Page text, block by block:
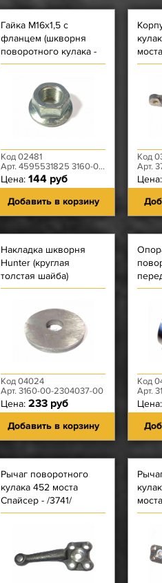
Гайка М16х1,5 с
фланцем (шкворня
поворотного кулака -
под вкладыш)
Код 02481
Арт. 4595531825 3160-00-2304103-00
Цена: 144 руб
Добавить в корзину
Код
Арт.
Цена:
Накладка шкворня
Hunter (круглая
толстая шайба)
Код 04024
Арт. 3160-00-2304037-00
Цена: 233 руб
Добавить в корзину
Код
Арт.
Цена:
Рычаг поворотного
кулака 452 моста
Спайсер - /3741/